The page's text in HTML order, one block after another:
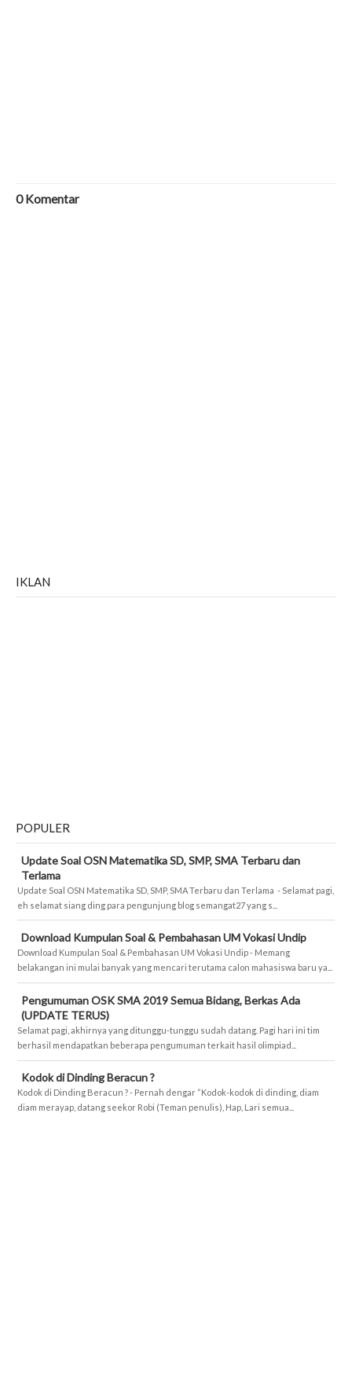
0Komentar
IKLAN
POPULER
Update Soal OSN Matematika SD, SMP, SMA Terbaru dan
Terlama
Update Soal OSN Matematika SD, SMP, SMA Terbaru dan Terlama - Selamat pagi,
eh selamat siang ding para pengunjung blog semangat27 yang s...
Download Kumpulan Soal & Pembahasan UM Vokasi Undip
Download Kumpulan Soal & Pembahasan UM Vokasi Undip - Memang
belakangan ini mulai banyak yang mencari terutama calon mahasiswa baru ya...
Pengumuman OSK SMA 2019 Semua Bidang, Berkas Ada
(UPDATE TERUS)
Selamat pagi, akhirnya yang ditunggu-tunggu sudah datang. Pagi hari ini tim
berhasil mendapatkan beberapa pengumuman terkait hasil olimpiad...
Kodok di Dinding Beracun ?
Kodok di Dinding Beracun ? - Pernah dengar “Kodok-kodok di dinding, diam
diam merayap, datang seekor Robi (Teman penulis), Hap, Lari semua...